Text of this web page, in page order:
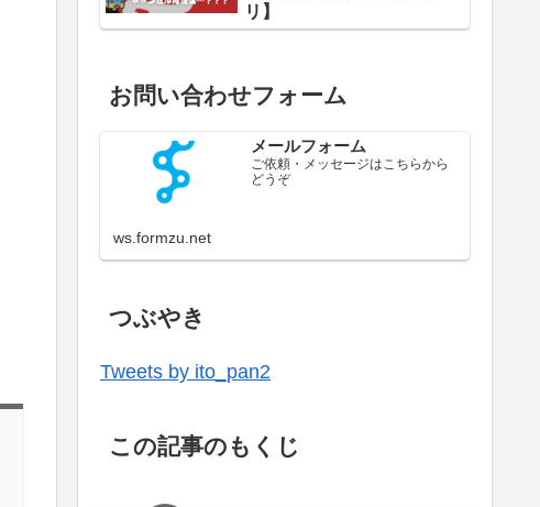
リ】
お問い合わせフォーム
メールフォーム
ご依頼・メッセージはこちらから
どうぞ
ws.formzu.net
つぶやき
Tweets by ito_pan2
この記事のもくじ